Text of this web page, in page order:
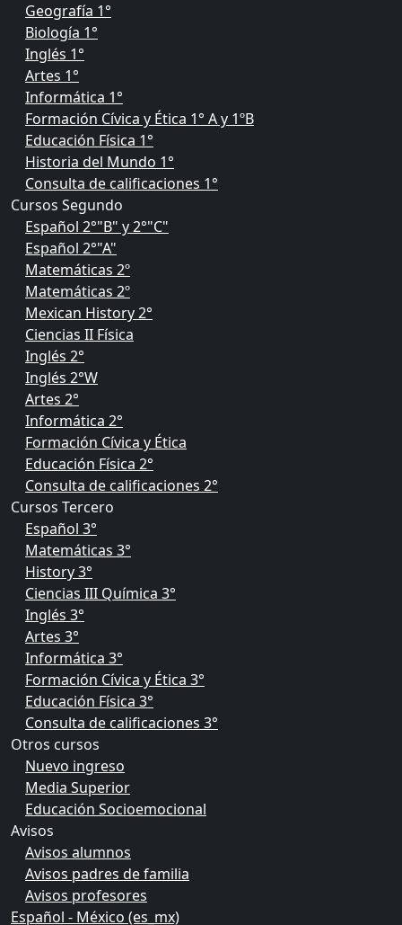
Geografía 1°
Biología 1°
Inglés 1°
Artes 1°
Informática 1°
Formación Cívica y Ética 1° A y 1ºB
Educación Física 1°
Historia del Mundo 1°
Consulta de calificaciones 1°
Cursos Segundo
Español 2°"B" y 2°"C"
Español 2°"A"
Matemáticas 2º
Matemáticas 2º
Mexican History 2°
Ciencias II Física
Inglés 2°
Inglés 2°W
Artes 2°
Informática 2°
Formación Cívica y Ética
Educación Física 2°
Consulta de calificaciones 2°
Cursos Tercero
Español 3°
Matemáticas 3°
History 3°
Ciencias III Química 3°
Inglés 3°
Artes 3°
Informática 3°
Formación Cívica y Ética 3°
Educación Física 3°
Consulta de calificaciones 3°
Otros cursos
Nuevo ingreso
Media Superior
Educación Socioemocional
Avisos
Avisos alumnos
Avisos padres de familia
Avisos profesores
Español - México ‎(es_mx)‎